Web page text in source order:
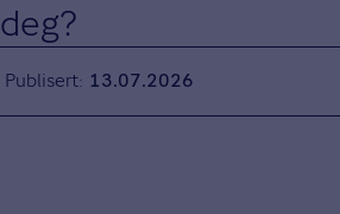
deg?
Publisert 13.07.2026